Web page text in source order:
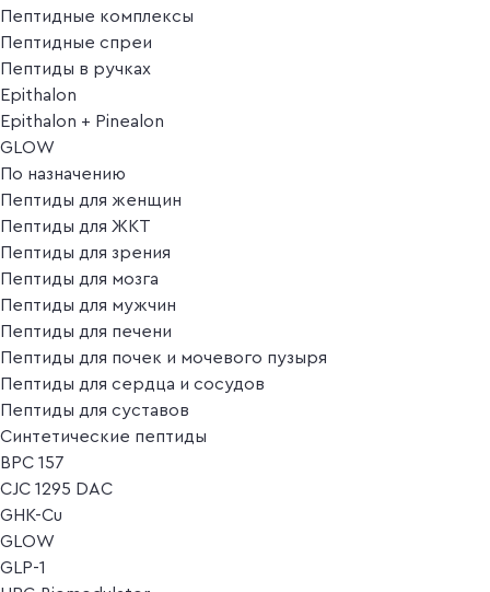
Пептидные комплексы
Пептидные спреи
Пептиды в ручках
Epithalon
Epithalon + Pinealon
GLOW
По назначению
Пептиды для женщин
Пептиды для ЖКТ
Пептиды для зрения
Пептиды для мозга
Пептиды для мужчин
Пептиды для печени
Пептиды для почек и мочевого пузыря
Пептиды для сердца и сосудов
Пептиды для суставов
Синтетические пептиды
BPC 157
CJC 1295 DAC
GHK-Cu
GLOW
GLP-1